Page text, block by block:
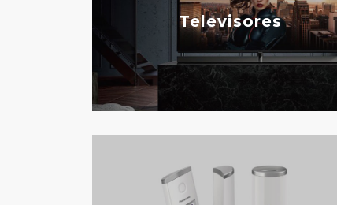
Televisores